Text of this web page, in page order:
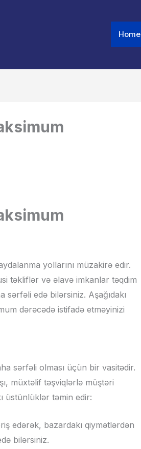
Home
yollarını müzakirə edir.
təkliflər və əlavə imkanlar təqdim
sərfəli edə bilərsiniz. Aşağıdakı
dərəcədə istifadə etməyinizi
sərfəli olması üçün bir vasitədir.
müxtəlif təşviqlərlə müştəri
üstünlüklər təmin edir:
edərək, bazardakı qiymətlərdən
bilərsiniz.